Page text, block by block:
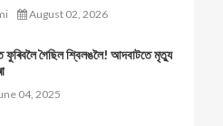
August 02, 2026
ফুৰিবলৈ গৈছিল শ্বিলঙলৈ! আদবাটতে মৃত্যু
04, 2025